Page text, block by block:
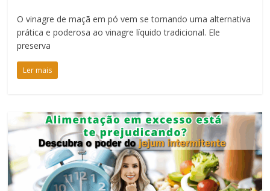
O vinagre de maçã em pó vem se tornando uma alternativa
prática e poderosa ao vinagre líquido tradicional. Ele
preserva
Ler mais